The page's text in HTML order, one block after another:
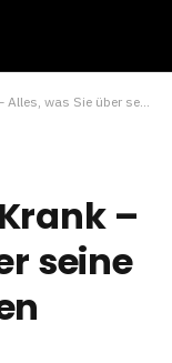
seine Gesundheit wissen müssen
–
seine